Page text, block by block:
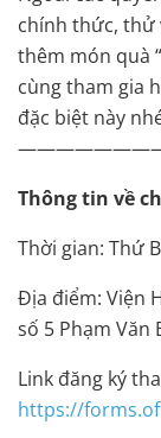
chính thức, thử
thêm món quà
cùng tham gia
đặc biệt này
Thông tin về
Thời gian: Thứ
Địa điểm: Viện
số 5 Phạm Văn
Link đăng ký
https://